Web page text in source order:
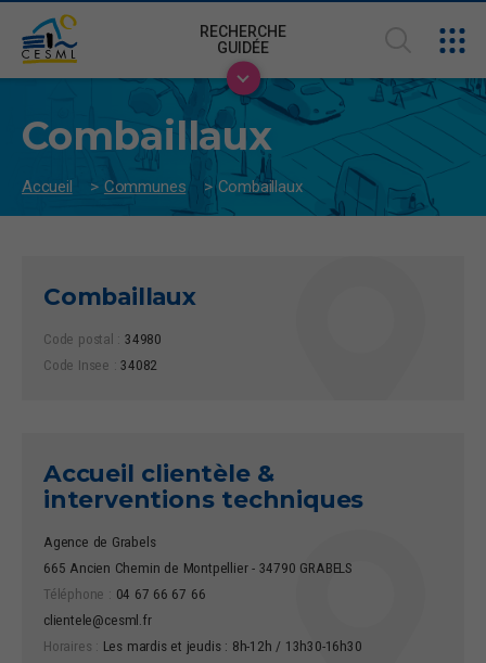
RECHERCHE
GUIDÉE
Combaillaux
Accueil > Communes >Combaillaux
Combaillaux
Code postal : 34980
Code Insee : 34082
Accueil clientèle &
interventions techniques
Agence de Grabels
665 Ancien Chemin de Montpellier - 34790 GRABELS
Téléphone : 04 67 66 67 66
clientele@cesml.fr
Horaires : Les mardis et jeudis : 8h-12h / 13h30-16h30